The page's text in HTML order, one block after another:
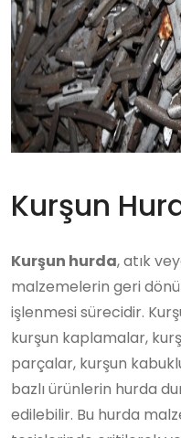
Kurşun
Kurşun hurda, atık
malzemelerin geri
işlenmesi sürecidir.
kurşun kaplamalar,
parçalar, kurşun
bazlı ürünlerin hurda
edilebilir. Bu hurda